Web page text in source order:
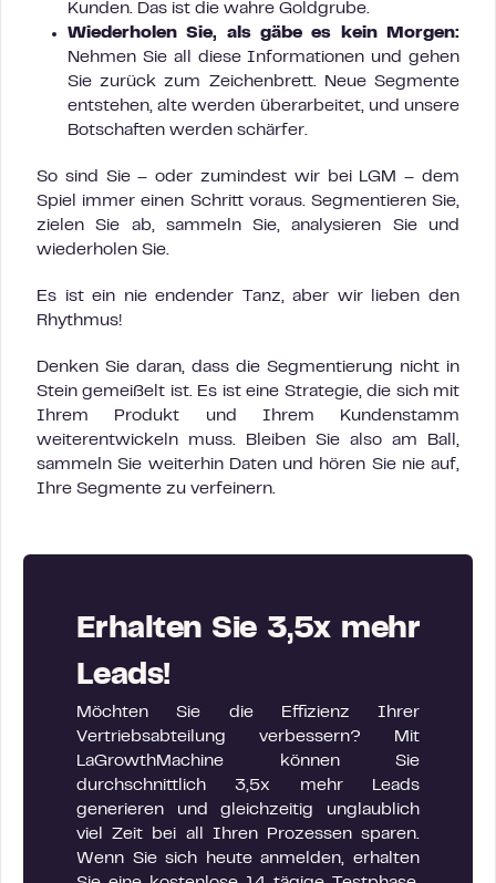
Kunden. Das ist die wahre Goldgrube.
Wiederholen Sie, als gäbe es kein Morgen:
Nehmen Sie all diese Informationen und gehen
Sie zurück zum Zeichenbrett. Neue Segmente
entstehen, alte werden überarbeitet, und unsere
Botschaften werden schärfer.
So sind Sie – oder zumindest wir bei LGM – dem
Spiel immer einen Schritt voraus. Segmentieren Sie,
zielen Sie ab, sammeln Sie, analysieren Sie und
wiederholen Sie.
Es ist ein nie endender Tanz, aber wir lieben den
Rhythmus!
Denken Sie daran, dass die Segmentierung nicht in
Stein gemeißelt ist. Es ist eine Strategie, die sich mit
Ihrem Produkt und Ihrem Kundenstamm
weiterentwickeln muss. Bleiben Sie also am Ball,
sammeln Sie weiterhin Daten und hören Sie nie auf,
Ihre Segmente zu verfeinern.
Erhalten Sie 3,5x mehr
Leads!
Möchten Sie die Effizienz Ihrer
Vertriebsabteilung verbessern? Mit
LaGrowthMachine können Sie
durchschnittlich 3,5x mehr Leads
generieren und gleichzeitig unglaublich
viel Zeit bei all Ihren Prozessen sparen.
Wenn Sie sich heute anmelden, erhalten